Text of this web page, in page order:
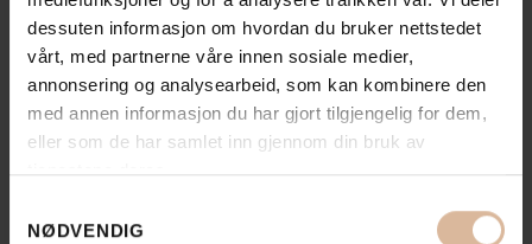
dessuten informasjon om hvordan du bruker nettstedet
vårt, med partnerne våre innen sosiale medier,
annonsering og analysearbeid, som kan kombinere den
med annen informasjon du har gjort tilgjengelig for dem,
eller som de har samlet inn gjennom din bruk av
tjenestene deres.
NØDVENDIG